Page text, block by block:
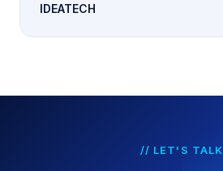
IDEATECH
// LET'S TALK